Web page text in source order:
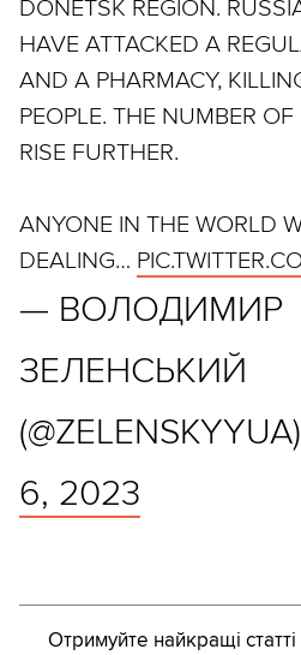
DONETSK REGION.
HAVE ATTACKED A
AND A PHARMACY,
PEOPLE. THE NUMBER
RISE FURTHER.
ANYONE IN THE WORLD
DEALING…
— ВОЛОДИМИР
ЗЕЛЕНСЬКИЙ
(@ZELENSKYYUA)
6, 2023
Отримуйте найкращі